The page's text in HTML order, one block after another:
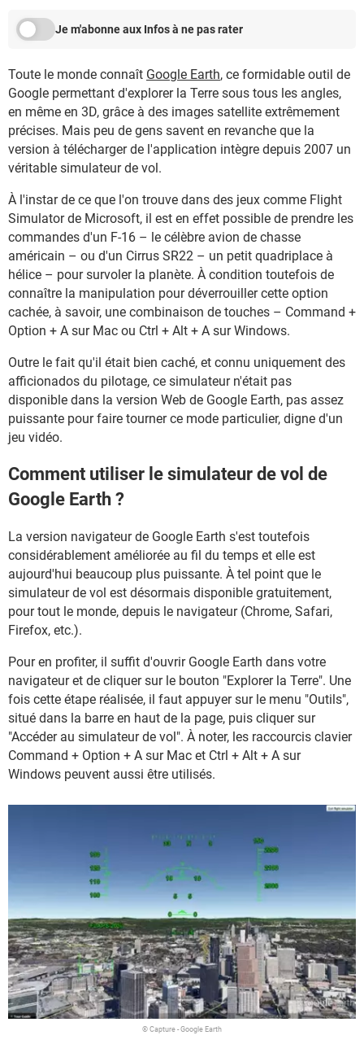
Je m'abonne aux Infos à ne pas rater
Toute le monde connaît Google Earth, ce formidable outil de
Google permettant d'explorer la Terre sous tous les angles,
en même en 3D, grâce à des images satellite extrêmement
précises. Mais peu de gens savent en revanche que la
version à télécharger de l'application intègre depuis 2007 un
véritable simulateur de vol.
À l'instar de ce que l'on trouve dans des jeux comme Flight
Simulator de Microsoft, il est en effet possible de prendre les
commandes d'un F-16 – le célèbre avion de chasse
américain – ou d'un Cirrus SR22 – un petit quadriplace à
hélice – pour survoler la planète. À condition toutefois de
connaître la manipulation pour déverrouiller cette option
cachée, à savoir, une combinaison de touches – Command +
Option + A sur Mac ou Ctrl + Alt + A sur Windows.
Outre le fait qu'il était bien caché, et connu uniquement des
afficionados du pilotage, ce simulateur n'était pas
disponible dans la version Web de Google Earth, pas assez
puissante pour faire tourner ce mode particulier, digne d'un
jeu vidéo.
Comment utiliser le simulateur de vol de
Google Earth ?
La version navigateur de Google Earth s'est toutefois
considérablement améliorée au fil du temps et elle est
aujourd'hui beaucoup plus puissante. À tel point que le
simulateur de vol est désormais disponible gratuitement,
pour tout le monde, depuis le navigateur (Chrome, Safari,
Firefox, etc.).
Pour en profiter, il suffit d'ouvrir Google Earth dans votre
navigateur et de cliquer sur le bouton "Explorer la Terre". Une
fois cette étape réalisée, il faut appuyer sur le menu "Outils",
situé dans la barre en haut de la page, puis cliquer sur
"Accéder au simulateur de vol". À noter, les raccourcis clavier
Command + Option + A sur Mac et Ctrl + Alt + A sur
Windows peuvent aussi être utilisés.
© Capture - Google Earth